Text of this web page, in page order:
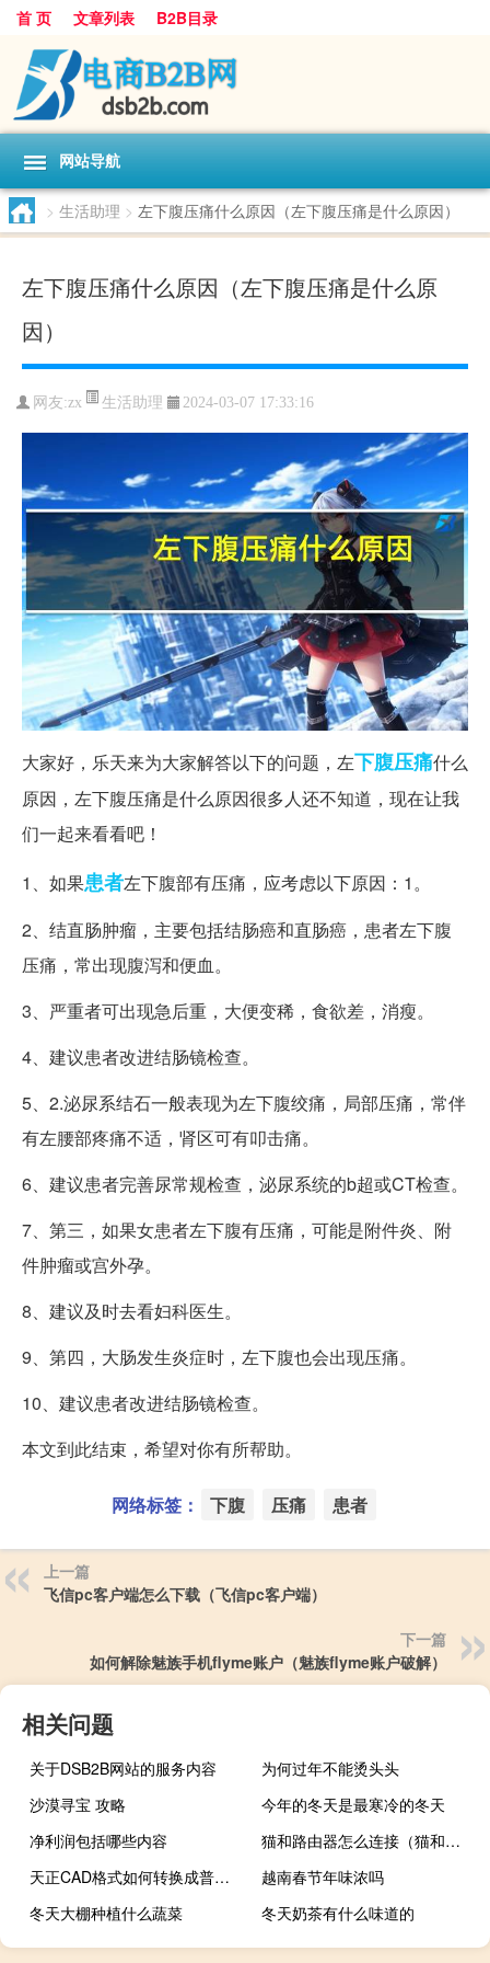
首 页 文章列表 B2B目录
网站导航
> 生活助理 > 左下腹压痛什么原因（左下腹压痛是什么原因）
左下腹压痛什么原因（左下腹压痛是什么原
因）
网友:zx 生活助理 2024-03-07 17:33:16
大家好，乐天来为大家解答以下的问题，左下腹压痛什么
原因，左下腹压痛是什么原因很多人还不知道，现在让我
们一起来看看吧！
1、如果患者左下腹部有压痛，应考虑以下原因：1。
2、结直肠肿瘤，主要包括结肠癌和直肠癌，患者左下腹
压痛，常出现腹泻和便血。
3、严重者可出现急后重，大便变稀，食欲差，消瘦。
4、建议患者改进结肠镜检查。
5、2.泌尿系结石一般表现为左下腹绞痛，局部压痛，常伴
有左腰部疼痛不适，肾区可有叩击痛。
6、建议患者完善尿常规检查，泌尿系统的b超或CT检查。
7、第三，如果女患者左下腹有压痛，可能是附件炎、附
件肿瘤或宫外孕。
8、建议及时去看妇科医生。
9、第四，大肠发生炎症时，左下腹也会出现压痛。
10、建议患者改进结肠镜检查。
本文到此结束，希望对你有所帮助。
网络标签： 下腹 压痛 患者
上一篇
飞信pc客户端怎么下载（飞信pc客户端）
下一篇
如何解除魅族手机flyme账户（魅族flyme账户破解）
相关问题
关于DSB2B网站的服务内容
为何过年不能烫头头
沙漠寻宝 攻略
今年的冬天是最寒冷的冬天
净利润包括哪些内容
猫和路由器怎么连接（猫和路由器怎么连接）
天正CAD格式如何转换成普通CAD格式
越南春节年味浓吗
冬天大棚种植什么蔬菜
冬天奶茶有什么味道的
“气贯调欢笑”的出处是哪里